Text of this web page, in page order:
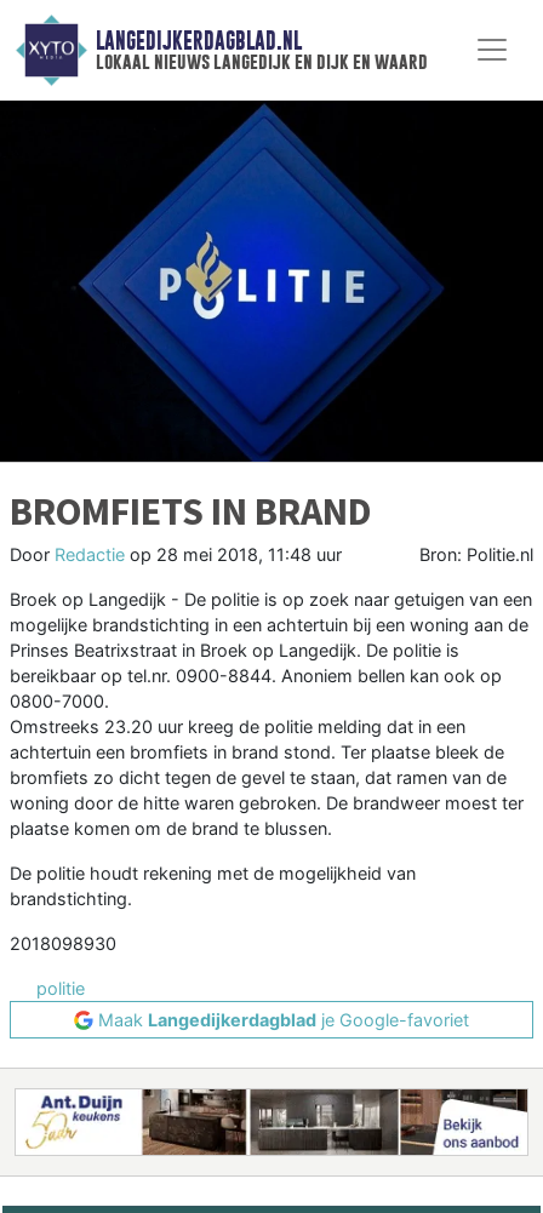
LANGEDIJKERDAGBLAD.NL
lokaal nieuws langedijk en dijk en waard
BROMFIETS IN BRAND
Door Redactie op 28 mei 2018, 11:48 uur Bron: Politie.nl
Broek op Langedijk - De politie is op zoek naar getuigen van een
mogelijke brandstichting in een achtertuin bij een woning aan de
Prinses Beatrixstraat in Broek op Langedijk. De politie is
bereikbaar op tel.nr. 0900-8844. Anoniem bellen kan ook op
0800-7000.
Omstreeks 23.20 uur kreeg de politie melding dat in een
achtertuin een bromfiets in brand stond. Ter plaatse bleek de
bromfiets zo dicht tegen de gevel te staan, dat ramen van de
woning door de hitte waren gebroken. De brandweer moest ter
plaatse komen om de brand te blussen.
De politie houdt rekening met de mogelijkheid van
brandstichting.
2018098930
politie
Maak Langedijkerdagblad je Google-favoriet